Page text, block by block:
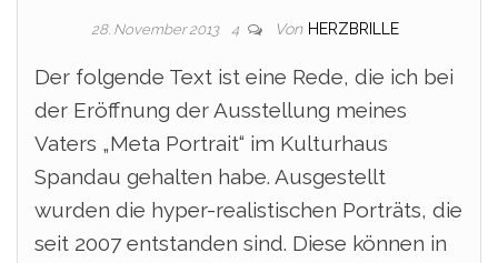
28. November 2013 4 Von HERZBRILLE
Der folgende Text ist eine Rede, die ich bei
der Eröffnung der Ausstellung meines
Vaters „Meta Portrait“ im Kulturhaus
Spandau gehalten habe. Ausgestellt
wurden die hyper-realistischen Porträts, die
seit 2007 entstanden sind. Diese können in